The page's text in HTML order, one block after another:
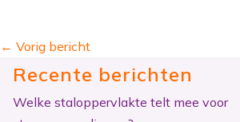
← Vorig bericht
Recente berichten
Welke staloppervlakte telt mee voor